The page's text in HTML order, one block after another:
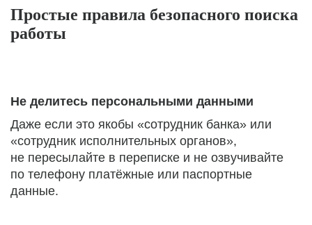
Простые правила безопасного поиска
работы
Не делитесь персональными данными
Даже если это якобы «сотрудник банка» или
«сотрудник исполнительных органов»,
не пересылайте в переписке и не озвучивайте
по телефону платёжные или паспортные
данные.